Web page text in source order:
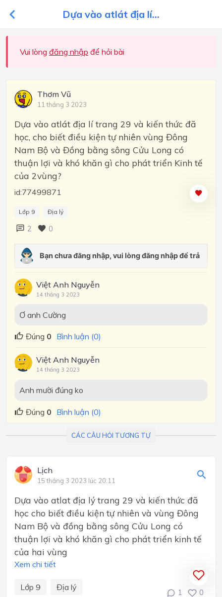
Dựa vào atlát địa lí...
Vui lòng đăng nhập để hỏi bài
Thơm Vũ
11 tháng 3 2023
Dựa vào atlát địa lí trang 29 và kiến thức đã
học, cho biết điều kiện tự nhiên vùng Đông
Nam Bộ và Đồng bằng sông Cửu Long có
thuận lợi và khó khăn gì cho phát triển Kinh tế
của 2vùng?
id:77499871
Lớp 9 Địa lý
2 0
Việt Anh Nguyễn
14 tháng 3 2023
Ơ anh Cường
Đúng 0 Bình luận (0)
Việt Anh Nguyễn
14 tháng 3 2023
Anh mười đúng ko
Đúng 0 Bình luận (0)
CÁC CÂU HỎI TƯƠNG TỰ
Lịch
15 tháng 3 2023 lúc 20:11
Dựa vào atlat địa lý trang 29 và kiến thức đã
học cho biết điều kiện tự nhiên và vùng Đông
Nam Bộ và đồng bằng sông Cửu Long có
thuận lợi và khó khăn gì cho phát triển kinh tế
của hai vùng
Xem chi tiết
Lớp 9 Địa lý
1 0